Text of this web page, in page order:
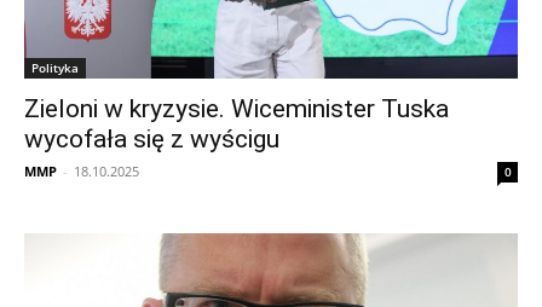
Polityka
Zieloni w kryzysie. Wiceminister Tuska
wycofała się z wyścigu
MMP - 18.10.2025 0